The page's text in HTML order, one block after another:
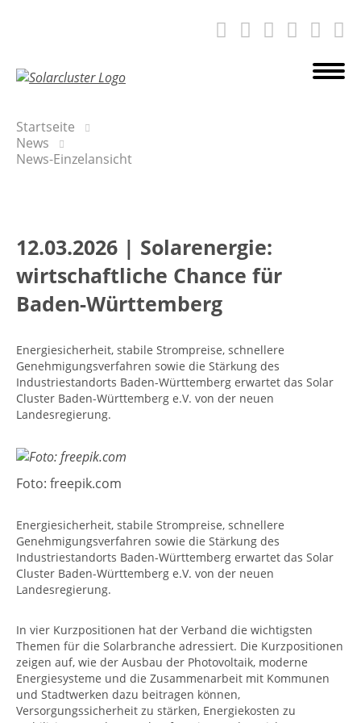
Startseite
News
News-Einzelansicht
12.03.2026 | Solarenergie:
wirtschaftliche Chance für
Baden-Württemberg
Energiesicherheit, stabile Strompreise, schnellere
Genehmigungsverfahren sowie die Stärkung des
Industriestandorts Baden-Württemberg erwartet das Solar
Cluster Baden-Württemberg e.V. von der neuen
Landesregierung.
Foto: freepik.com
Energiesicherheit, stabile Strompreise, schnellere
Genehmigungsverfahren sowie die Stärkung des
Industriestandorts Baden-Württemberg erwartet das Solar
Cluster Baden-Württemberg e.V. von der neuen
Landesregierung.
In vier Kurzpositionen hat der Verband die wichtigsten
Themen für die Solarbranche adressiert. Die Kurzpositionen
zeigen auf, wie der Ausbau der Photovoltaik, moderne
Energiesysteme und die Zusammenarbeit mit Kommunen
und Stadtwerken dazu beitragen können,
Versorgungssicherheit zu stärken, Energiekosten zu